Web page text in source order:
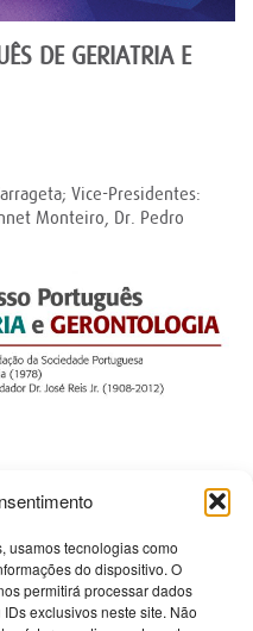
usamos tecnologias como
do dispositivo. O
permitirá processar dados
exclusivos neste site. Não
DE GERIATRIA E
Vice-Presidentes:
Monteiro, Dr. Pedro
Lda